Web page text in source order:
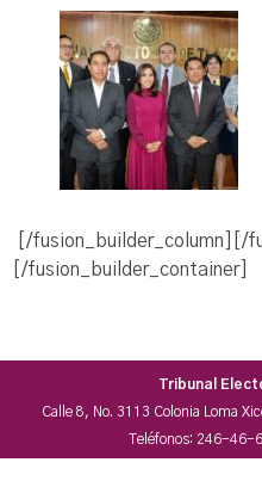
[/fusion_builder_column][/
[/fusion_builder_container]
Tribunal
Calle 8, No. 3113 Colonia Loma
Teléfonos: 246-